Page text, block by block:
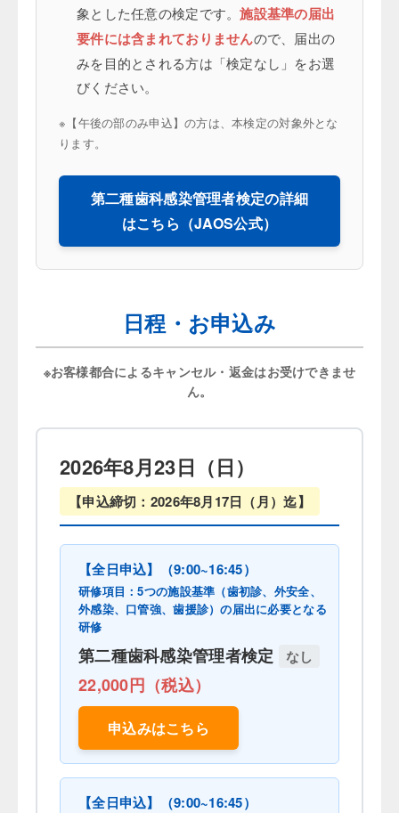
象とした任意の検定です。施設基準の届出
要件には含まれておりませんので、届出の
みを目的とされる方は「検定なし」をお選
びください。
※【午後の部のみ申込】の方は、本検定の対象外とな
ります。
第二種歯科感染管理者検定の詳細
はこちら（JAOS公式）
日程・お申込み
※お客様都合によるキャンセル・返金はお受けできませ
ん。
2026年8月23日（日）
【申込締切：2026年8月17日（月）迄】
【全日申込】（9:00~16:45）
研修項目：5つの施設基準（歯初診、外安全、
外感染、口管強、歯援診）の届出に必要となる
研修
第二種歯科感染管理者検定 なし
22,000円（税込）
申込みはこちら
【全日申込】（9:00~16:45）